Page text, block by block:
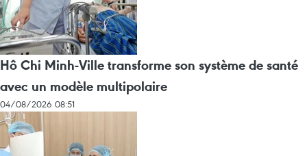
Hô Chi Minh-Ville transforme son système de santé
avec un modèle multipolaire
04/08/2026 08:51